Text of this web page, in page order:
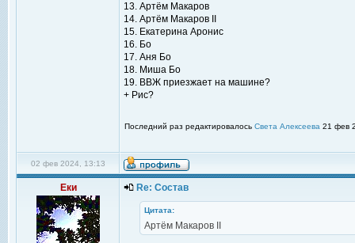
13. Артём Макаров
14. Артём Макаров II
15. Екатерина Аронис
16. Бо
17. Аня Бо
18. Миша Бо
19. ВВЖ приезжает на машине?
+ Рис?
Последний раз редактировалось Света Алексеева 21 фев
02 фев 2024, 13:13
Еки Re: Состав
Цитата:
Артём Макаров II